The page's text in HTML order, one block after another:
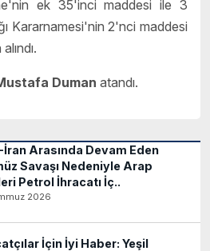
ek 35'inci maddesi ile 3
Kararnamesi'nin 2'nci maddesi
Duman atandı.
İran Arasında Devam Eden
Savaşı Nedeniyle Arap
Petrol İhracatı İç..
2026
İçin İyi Haber: Yeşil